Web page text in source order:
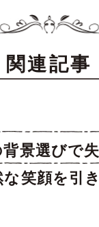
関連記事
景選びで
笑顔を引